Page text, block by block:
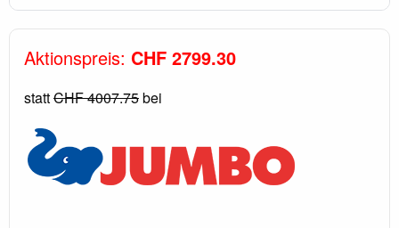
Aktionspreis: CHF 2799.30
stattCHF 4007.75bei